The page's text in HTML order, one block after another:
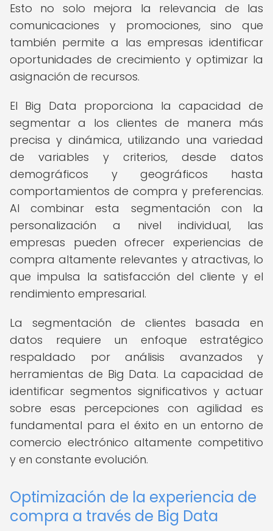
Esto no solo mejora la relevancia de las
comunicaciones y promociones, sino que
también permite a las empresas identificar
oportunidades de crecimiento y optimizar la
asignación de recursos.
El Big Data proporciona la capacidad de
segmentar a los clientes de manera más
precisa y dinámica, utilizando una variedad
de variables y criterios, desde datos
demográficos y geográficos hasta
comportamientos de compra y preferencias.
Al combinar esta segmentación con la
personalización a nivel individual, las
empresas pueden ofrecer experiencias de
compra altamente relevantes y atractivas, lo
que impulsa la satisfacción del cliente y el
rendimiento empresarial.
La segmentación de clientes basada en
datos requiere un enfoque estratégico
respaldado por análisis avanzados y
herramientas de Big Data. La capacidad de
identificar segmentos significativos y actuar
sobre esas percepciones con agilidad es
fundamental para el éxito en un entorno de
comercio electrónico altamente competitivo
y en constante evolución.
Optimización de la experiencia de
compra a través de Big Data